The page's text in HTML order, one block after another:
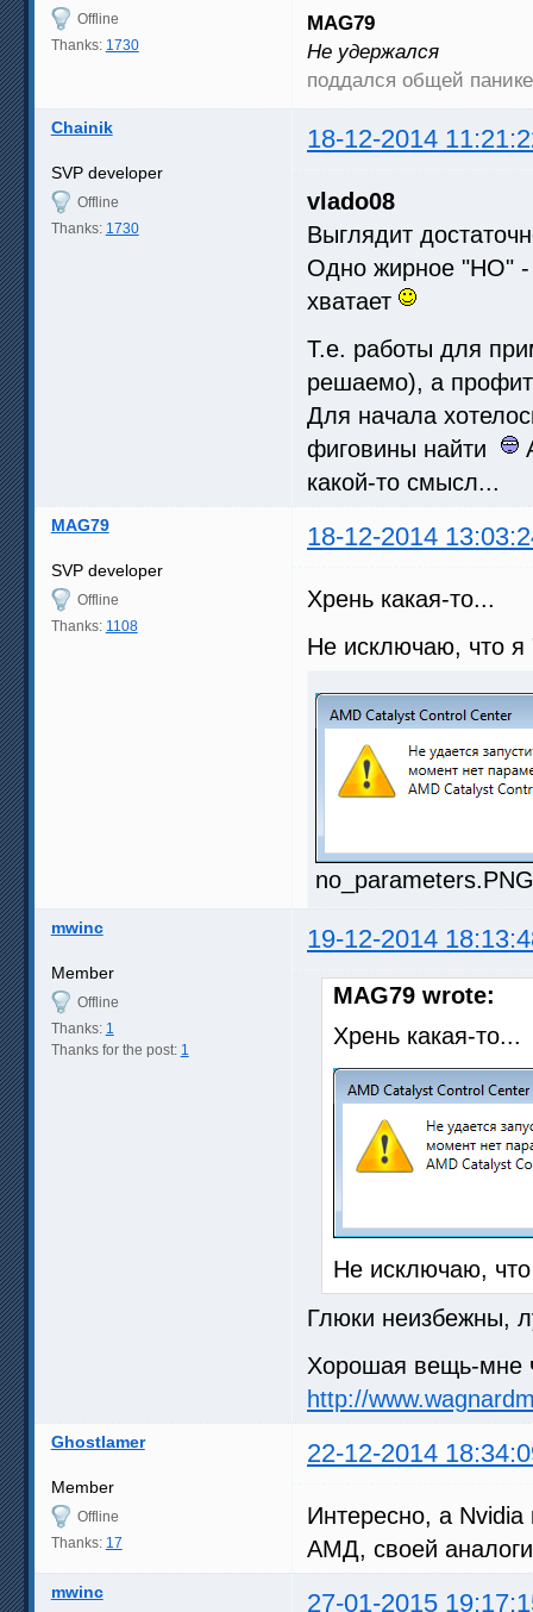
Offline
Thanks: 1730
MAG79
Не удержался
поддался общей
Chainik 18-12-2014
SVP developer
Offline
Thanks: 1730
vlado08
Выглядит
Одно жирное "НО" -
хватает
Т.е. работы для
решаемо), а
Для начала
фиговины найти
какой-то смысл...
MAG79 18-12-2014
SVP developer
Offline
Thanks: 1108
Хрень какая-то...
Не исключаю, что я
mwinc 19-12-2014
Member
Offline
Thanks: 1
Thanks for the post: 1
MAG79 wrote:
Хрень какая-то...
Не исключаю,
Глюки неизбежны,
Хорошая вещь-мне
http://
Ghostlamer 22-12-2014
Member
Offline
Thanks: 17
Интересно, а Nvidia
АМД, своей
mwinc 27-01-2015